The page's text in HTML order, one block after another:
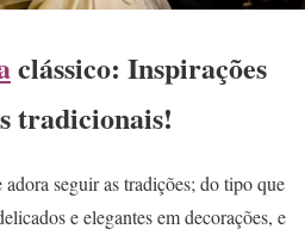
clássico: Inspirações
tradicionais!
seguir as tradições; do tipo que
e elegantes em decorações, e